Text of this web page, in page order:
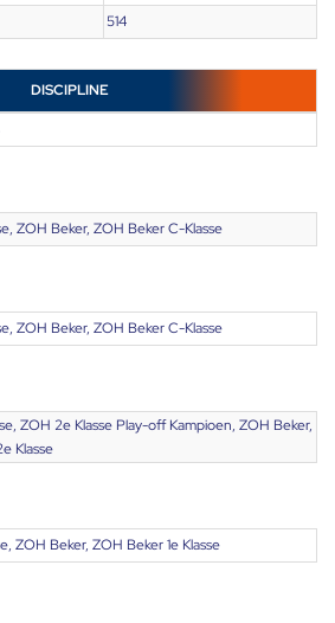
514
DISCIPLINE
ZOH Beker, ZOH Beker C-Klasse
ZOH Beker, ZOH Beker C-Klasse
ZOH 2e Klasse Play-off Kampioen, ZOH Beker,
Klasse
ZOH Beker, ZOH Beker 1e Klasse